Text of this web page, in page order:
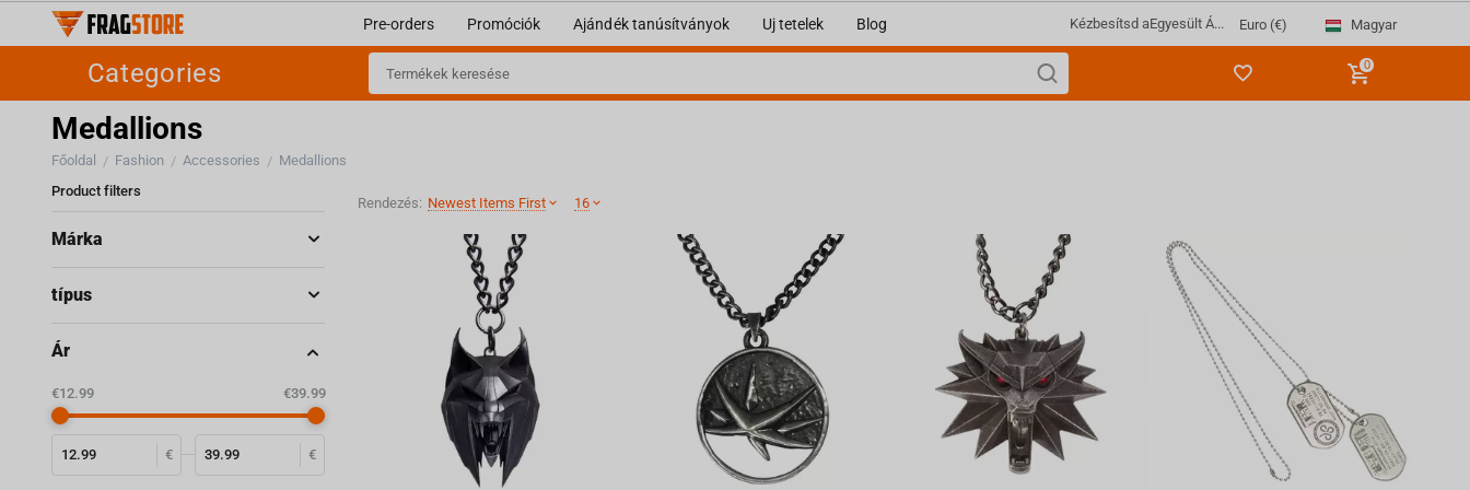
Pre-orders Promóciók Ajándék tanúsítványok Uj tetelek Blog Kézbesítsd aEgyesült Á... Euro (€) Magyar
Categories 0
Medallions
Főoldal / Fashion / Accessories / Medallions
Rendezés: Newest Items First 16
Product filters
Márka
típus
Ár
€ €
‎€12.99 ‎€39.99